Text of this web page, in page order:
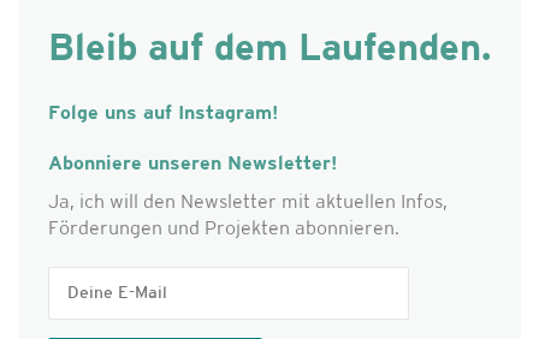
Bleib auf dem Laufenden.
Folge uns auf Instagram!
Abonniere unseren Newsletter!
Ja, ich will den Newsletter mit aktuellen Infos,
Förderungen und Projekten abonnieren.